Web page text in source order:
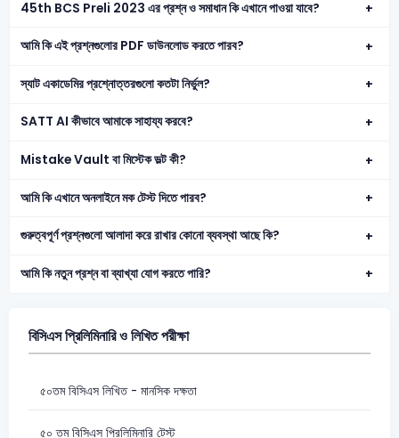
45th BCS Preli 2023 এর প্রশ্ন ও সমাধান কি এখানে পাওয়া যাবে?
আমি কি এই প্রশ্নগুলোর PDF ডাউনলোড করতে পারব?
স্যাট একাডেমির প্রশ্নোত্তরগুলো কতটা নির্ভুল?
SATT AI কীভাবে আমাকে সাহায্য করবে?
Mistake Vault বা মিস্টেক ভল্ট কী?
আমি কি এখানে অনলাইনে মক টেস্ট দিতে পারব?
গুরুত্বপূর্ণ প্রশ্নগুলো আলাদা করে রাখার কোনো ব্যবস্থা আছে কি?
আমি কি নতুন প্রশ্ন বা ব্যাখ্যা যোগ করতে পারি?
বিসিএস প্রিলিমিনারি ও লিখিত পরীক্ষা
৫০তম বিসিএস লিখিত - মানসিক দক্ষতা
৫০ তম বিসিএস প্রিলিমিনারি টেস্ট